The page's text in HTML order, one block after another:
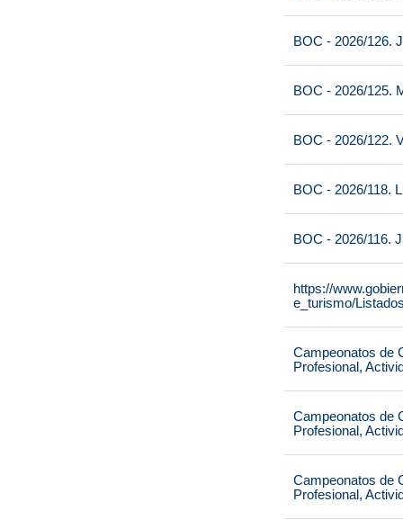
BOC - 2026/126.
BOC - 2026/125.
BOC - 2026/122.
BOC - 2026/118.
BOC - 2026/116.
https://
e_turismo/
Campeonatos de
Profesional,
Campeonatos de
Profesional,
Campeonatos de
Profesional,